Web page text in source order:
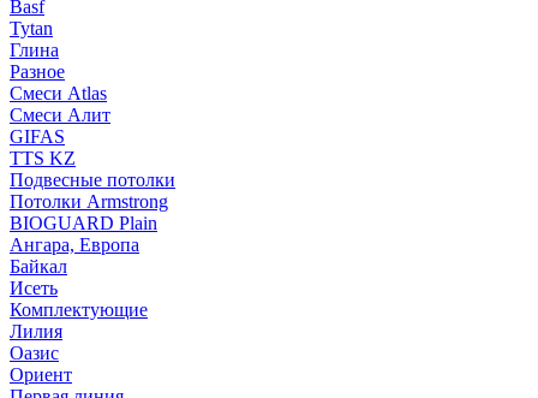
Basf
Tytan
Глина
Разное
Смеси Atlas
Смеси Алит
GIFAS
TTS KZ
Подвесные потолки
Потолки Armstrong
BIOGUARD Plain
Ангара, Европа
Байкал
Исеть
Комплектующие
Лилия
Оазис
Ориент